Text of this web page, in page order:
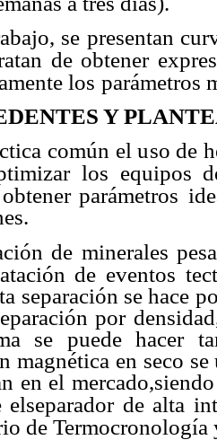
se presentan
de obtener
los parámetros
Y
común el uso de
los equipos
parámetros
de minerales
de eventos
separación se hace
por
se puede hacer
magnética en seco
en el
elseparador de alta
de Termocronología